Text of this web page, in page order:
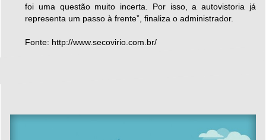
foi uma questão muito incerta. Por isso, a autovistoria já
representa um passo à frente”, finaliza o administrador.
Fonte: http://www.secovirio.com.br/